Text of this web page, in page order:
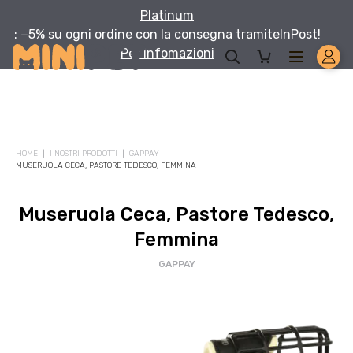
Platinum
: −5% su ogni ordine con la consegna tramiteInPost!
Per infomazioni
HOME I NOSTRI PRODOTTI
GAPPAY
MUSERUOLA CECA, PASTORE TEDESCO, FEMMINA
Museruola Ceca, Pastore Tedesco,
Femmina
GAPPAY
Aggiungi un prodotto Platinum al carrello e ricevi il 5